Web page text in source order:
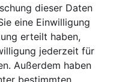
dieser Daten
eine Einwilligung
erteilt haben,
jederzeit für
Außerdem haben
bestimmten